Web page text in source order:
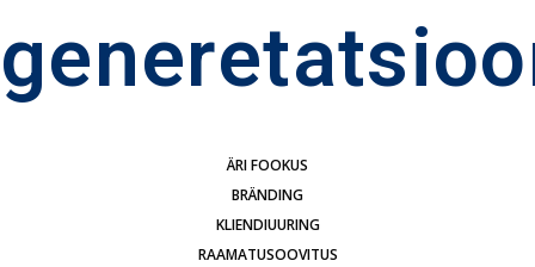
ÄRI FOOKUS
BRÄNDING
KLIENDIUURING
RAAMATUSOOVITUS